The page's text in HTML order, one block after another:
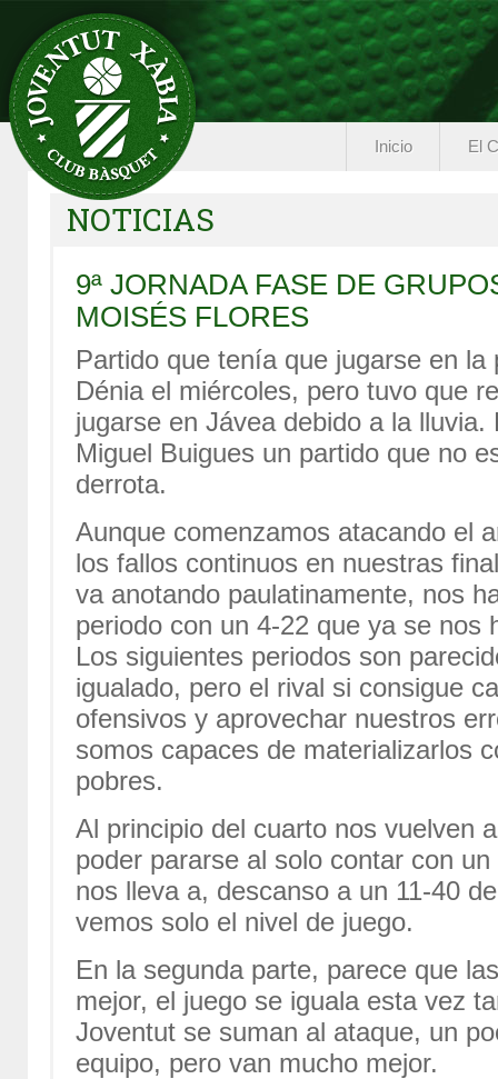
Inicio El
NOTICIAS
9ª JORNADA FASE DE
MOISÉS FLORES
Partido que tenía que jugarse en
Dénia el miércoles, pero tuvo que
jugarse en Jávea debido a la
Miguel Buigues un partido que no
derrota.
Aunque comenzamos atacando el
los fallos continuos en nuestras
va anotando paulatinamente, nos
periodo con un 4-22 que ya se nos
Los siguientes periodos son
igualado, pero el rival si consigue
ofensivos y aprovechar nuestros
somos capaces de materializarlos
pobres.
Al principio del cuarto nos vuelven
poder pararse al solo contar con
nos lleva a, descanso a un 11-40
vemos solo el nivel de juego.
En la segunda parte, parece que
mejor, el juego se iguala esta vez
Joventut se suman al ataque, un
equipo, pero van mucho mejor.